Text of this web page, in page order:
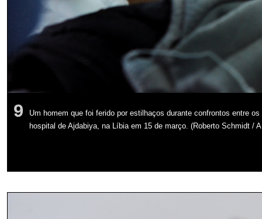
9
Um homem que foi ferido por estilhaços durante confrontos entre
hospital de Ajdabiya, na Líbia em 15 de março. (Roberto Schmidt /